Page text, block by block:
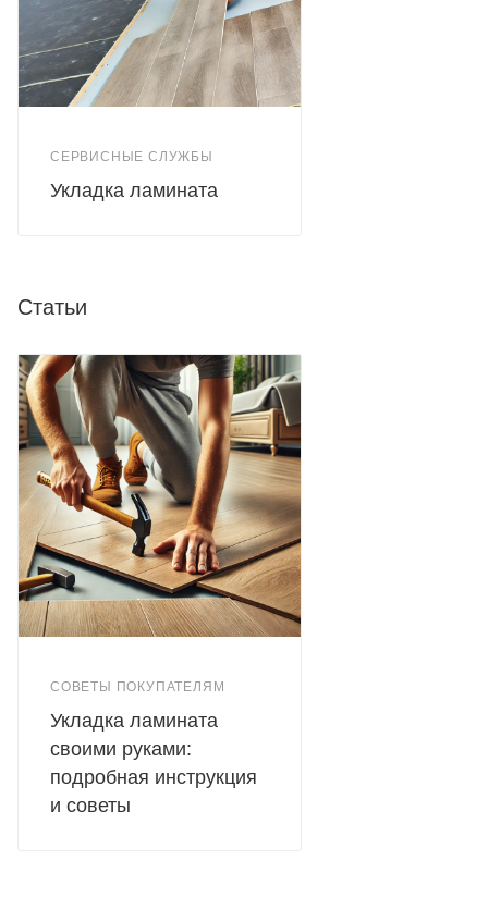
СЕРВИСНЫЕ СЛУЖБЫ
Укладка ламината
Статьи
СОВЕТЫ ПОКУПАТЕЛЯМ
Укладка ламината
своими руками:
подробная инструкция
и советы